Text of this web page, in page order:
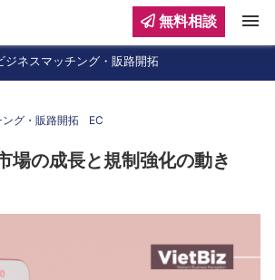
ジネスマッチング・販路開拓
グ・販路開拓 EC
場の成長と規制強化の動き
無料相談 menu